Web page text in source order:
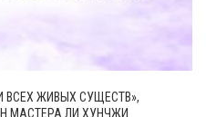
ВСЕХ ЖИВЫХ СУЩЕСТВ»,
МАСТЕРА ЛИ ХУНЧЖИ